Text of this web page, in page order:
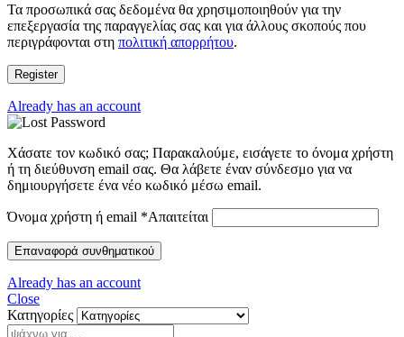
Τα προσωπικά σας δεδομένα θα χρησιμοποιηθούν για την
επεξεργασία της παραγγελίας σας και για άλλους σκοπούς που
περιγράφονται στη πολιτική απορρήτου.
Register
Already has an account
Χάσατε τον κωδικό σας; Παρακαλούμε, εισάγετε το όνομα χρήστη
ή τη διεύθυνση email σας. Θα λάβετε έναν σύνδεσμο για να
δημιουργήσετε ένα νέο κωδικό μέσω email.
Όνομα χρήστη ή email *Απαιτείται
Επαναφορά συνθηματικού
Already has an account
Close
Κατηγορίες